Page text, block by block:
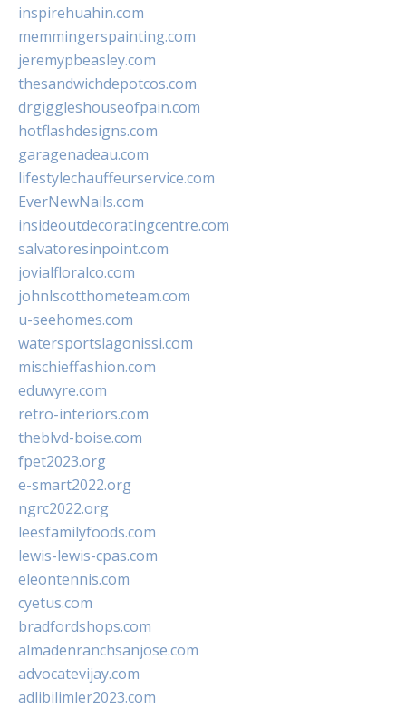
inspirehuahin.com
memmingerspainting.com
jeremypbeasley.com
thesandwichdepotcos.com
drgiggleshouseofpain.com
hotflashdesigns.com
garagenadeau.com
lifestylechauffeurservice.com
EverNewNails.com
insideoutdecoratingcentre.com
salvatoresinpoint.com
jovialfloralco.com
johnlscotthometeam.com
u-seehomes.com
watersportslagonissi.com
mischieffashion.com
eduwyre.com
retro-interiors.com
theblvd-boise.com
fpet2023.org
e-smart2022.org
ngrc2022.org
leesfamilyfoods.com
lewis-lewis-cpas.com
eleontennis.com
cyetus.com
bradfordshops.com
almadenranchsanjose.com
advocatevijay.com
adlibilimler2023.com